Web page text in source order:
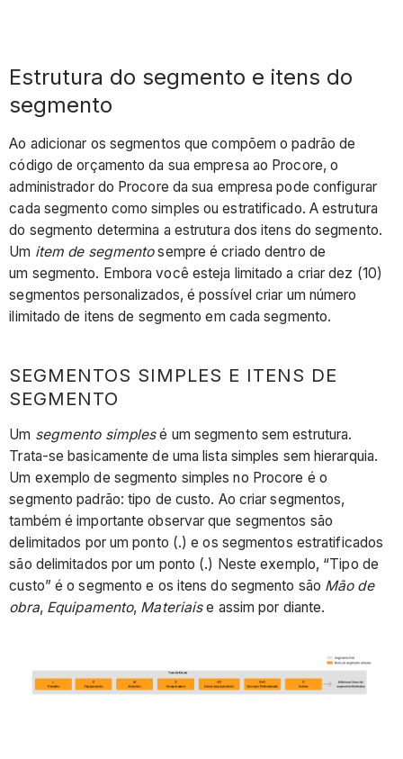
Estrutura do segmento e itens do
segmento
Ao adicionar os segmentos que compõem o padrão de
código de orçamento da sua empresa ao Procore, o
administrador do Procore da sua empresa pode configurar
cada segmento como simples ou estratificado. A estrutura
do segmento determina a estrutura dos itens do segmento.
Um item de segmentosempre é criado dentro de
um segmento. Embora você esteja limitado a criar dez (10)
segmentos personalizados, é possível criar um número
ilimitado de itens de segmento em cada segmento.
SEGMENTOS SIMPLES E ITENS DE
SEGMENTO
Um segmento simplesé um segmento sem estrutura.
Trata-se basicamente de uma lista simples sem hierarquia.
Um exemplo de segmento simples no Procore é o
segmento padrão: tipo de custo. Ao criar segmentos,
também é importante observar que segmentos são
delimitados por um ponto (.) e os segmentos estratificados
são delimitados por um ponto (.) Neste exemplo, “Tipo de
custo” é o segmento e os itens do segmento são Mão de
obra, Equipamento, Materiaise assim por diante.